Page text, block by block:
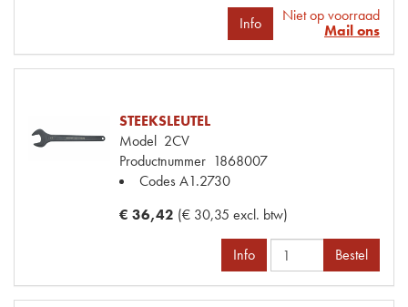
Info
Niet op voorraad
Mail ons
STEEKSLEUTEL
Model 2CV
Productnummer 1868007
CodesA1.2730
€ 36,42 (€ 30,35 excl. btw)
Info Bestel